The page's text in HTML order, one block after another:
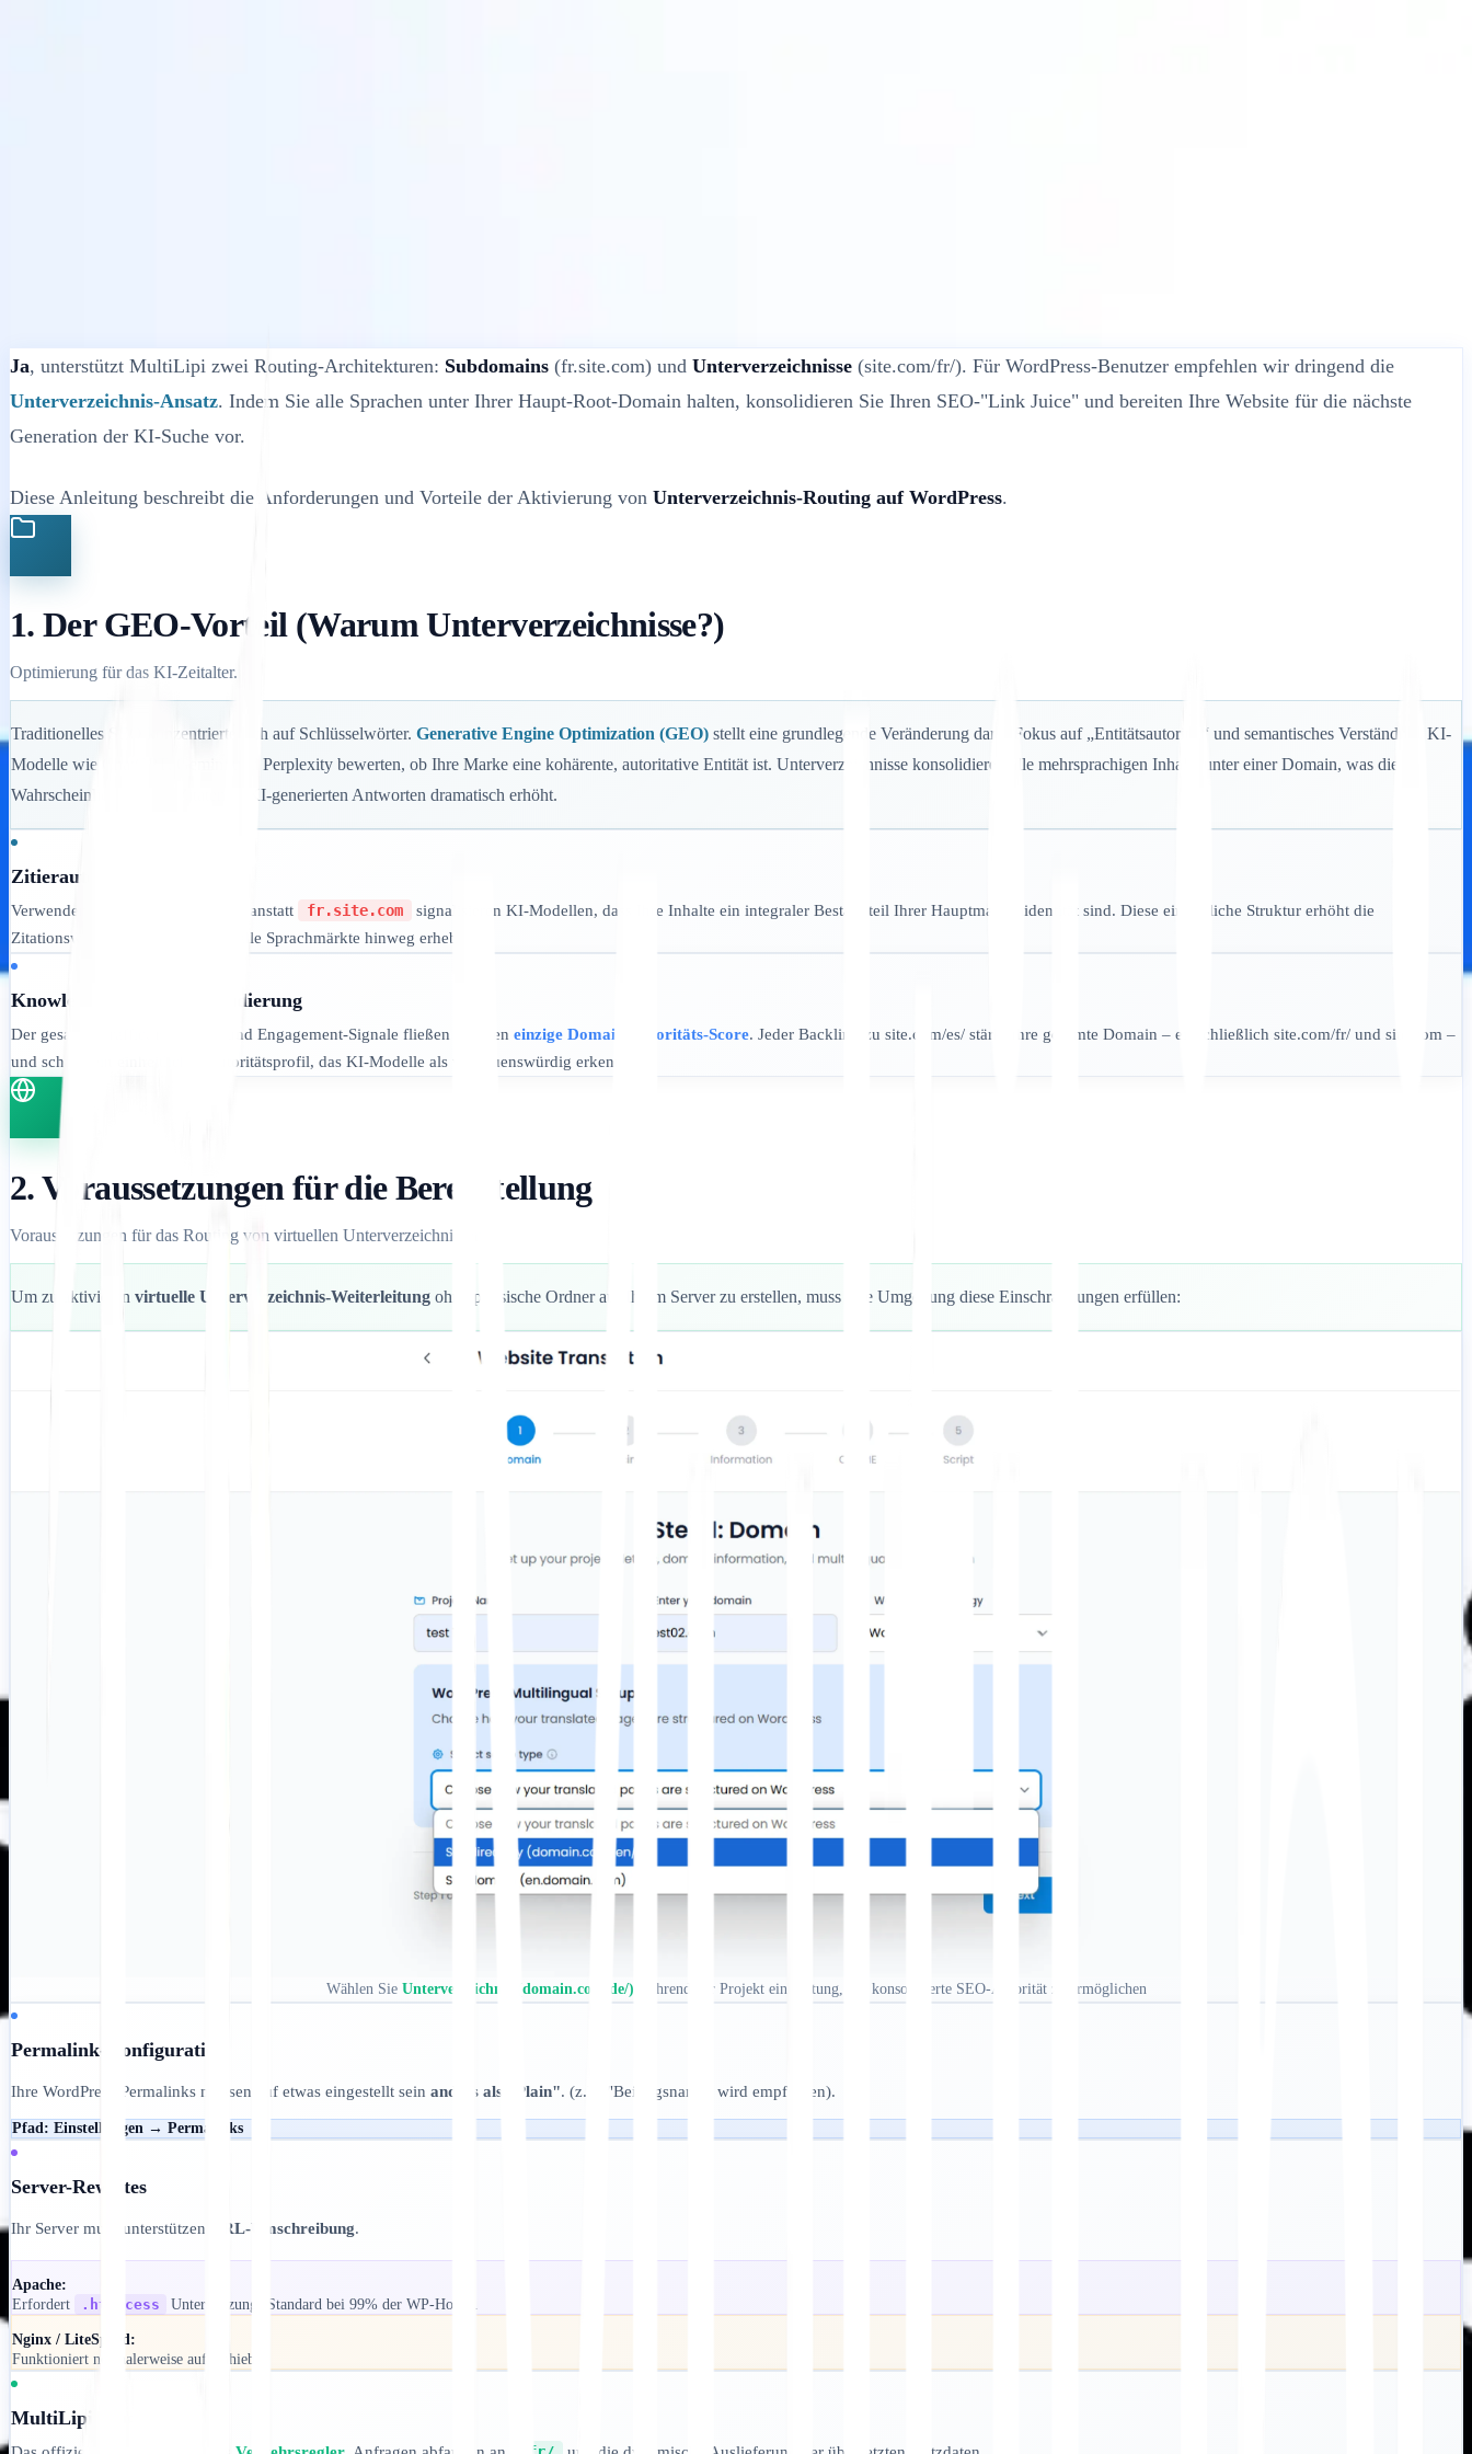
Ja, unterstützt MultiLipi zwei Routing-Architekturen: Subdomains (fr.site.com) und Unterverzeichnisse (site.com/fr/). Für WordPress-Benutzer empfehlen wir dringend die
Unterverzeichnis-Ansatz. Indem Sie alle Sprachen unter Ihrer Haupt-Root-Domain halten, konsolidieren Sie Ihren SEO-"Link Juice" und bereiten Ihre Website für die nächste
Generation der KI-Suche vor.
Diese Anleitung beschreibt die Anforderungen und Vorteile der Aktivierung von Unterverzeichnis-Routing auf WordPress.
1. Der GEO-Vorteil (Warum Unterverzeichnisse?)
Optimierung für das KI-Zeitalter.
Traditionelles SEO konzentrierte sich auf Schlüsselwörter. Generative Engine Optimization (GEO) stellt eine grundlegende Veränderung dar – Fokus auf „Entitätsautorität“ und semantisches Verständnis. KI-
Modelle wie ChatGPT, Gemini und Perplexity bewerten, ob Ihre Marke eine kohärente, autoritative Entität ist. Unterverzeichnisse konsolidieren alle mehrsprachigen Inhalte unter einer Domain, was die
Wahrscheinlichkeit von Zitaten in KI-generierten Antworten dramatisch erhöht.
Zitierautorität
Verwenden von anstatt fr.site.com
signalisieren KI-Modellen, dass Ihre Inhalte ein integraler Bestandteil Ihrer Hauptmarkenidentität sind. Diese einheitliche Struktur erhöht die
Zitationswahrscheinlichkeit über alle Sprachmärkte hinweg erheblich.
Knowledge Graph Konsolidierung
Der gesamte Traffic, Backlinks und Engagement-Signale fließen in einen einzige Domain-Autoritäts-Score. Jeder Backlink zu site.com/es/ stärkt Ihre gesamte Domain – einschließlich site.com/fr/ und site.com –
und schafft ein einheitliches Autoritätsprofil, das KI-Modelle als vertrauenswürdig erkennen.
2. Voraussetzungen für die Bereitstellung
Voraussetzungen für das Routing von virtuellen Unterverzeichnissen.
Um zu aktivieren virtuelle Unterverzeichnis-Weiterleitung ohne physische Ordner auf Ihrem Server zu erstellen, muss Ihre Umgebung diese Einschränkungen erfüllen:
Wählen Sie Unterverzeichnis (domain.com/de/) während der Projekt einrichtung, um konsolidierte SEO-Autorität zu ermöglichen
Permalink-Konfiguration
Ihre WordPress-Permalinks müssen auf etwas eingestellt sein anders als "Plain". (z.B. "Beitragsname" wird empfohlen).
Pfad: Einstellungen → Permalinks
Server-Rewrites
Ihr Server muss unterstützen URL-Umschreibung.
Apache:
Erfordert
.htaccess Unterstützung (Standard bei 99% der WP-Hosts).
Nginx / LiteSpeed:
Funktioniert normalerweise auf Anhieb.
MultiLipi Plugin